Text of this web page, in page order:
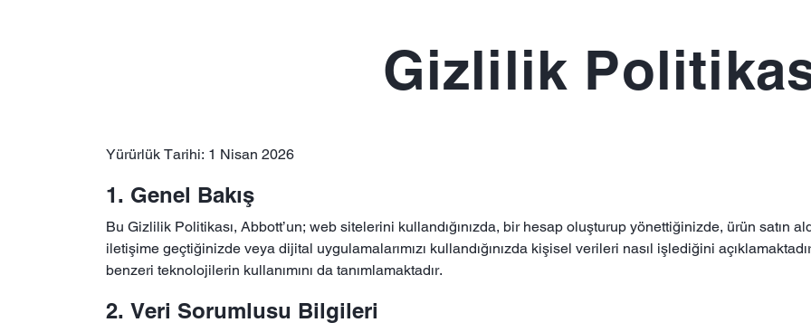
Gizlilik
Yürürlük Tarihi: 1 Nisan 2026
1. Genel Bakış
Bu Gizlilik Politikası, Abbott’un; web sitelerini kullandığınızda, bir hesap oluşturup yönettiğinizde, ürün satın
iletişime geçtiğinizde veya dijital uygulamalarımızı kullandığınızda kişisel verileri nasıl işlediğini
benzeri teknolojilerin kullanımını da tanımlamaktadır.
2. Veri Sorumlusu Bilgileri